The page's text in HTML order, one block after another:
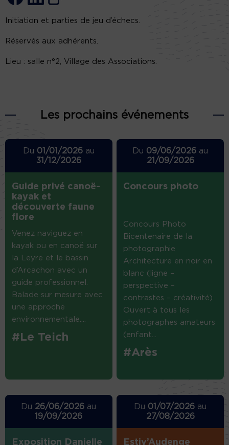
Initiation et parties de jeu d’échecs.
Réservés aux adhérents.
Lieu : salle n°2, Village des Associations.
Les prochains événements
Du 01/01/2026au
31/12/2026
Guide privé canoë-
kayak et
découverte faune
flore
Venez naviguez en
kayak ou en canoë sur
la Leyre et le bassin
d’Arcachon avec un
guide professionnel.
Balade sur mesure avec
une approche
environnementale....
#Le Teich
Du 09/06/2026 au
21/09/2026
Concours photo
Concours Photo
Bicentenaire de la
photographie
Architecture en noir en
blanc (ligne –
perspective –
contrastes – créativité)
Ouvert à tous les
photographes amateurs
(enfant...
#Arès
Du 26/06/2026 au
19/09/2026
Exposition Danielle
Du 01/07/2026 au
27/08/2026
Estiv’Audenge